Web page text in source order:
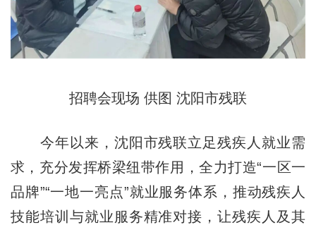
招聘会现场 供图 沈阳市残联
今年以来，沈阳市残联立足残疾人就业需
求，充分发挥桥梁纽带作用，全力打造“一区一
品牌”“一地一亮点”就业服务体系，推动残疾人
技能培训与就业服务精准对接，让残疾人及其